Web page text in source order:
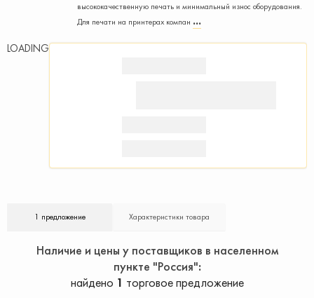
высококачественную печать и минимальный износ оборудования.
Для печати на принтерах компан
LOADING
1 предложение Характеристики товара
Наличие и цены у поставщиков в населенном
пункте "Россия"
найдено 1 торговое предложение